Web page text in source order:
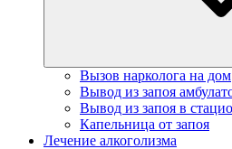
Вызов нарколога на дом
Вывод из запоя
Вывод из запоя в
Капельница от запоя
Лечение алкоголизма